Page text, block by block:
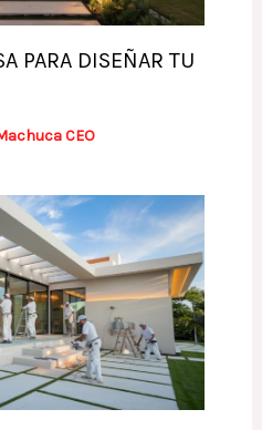
PARA DISEÑAR TU
CEO